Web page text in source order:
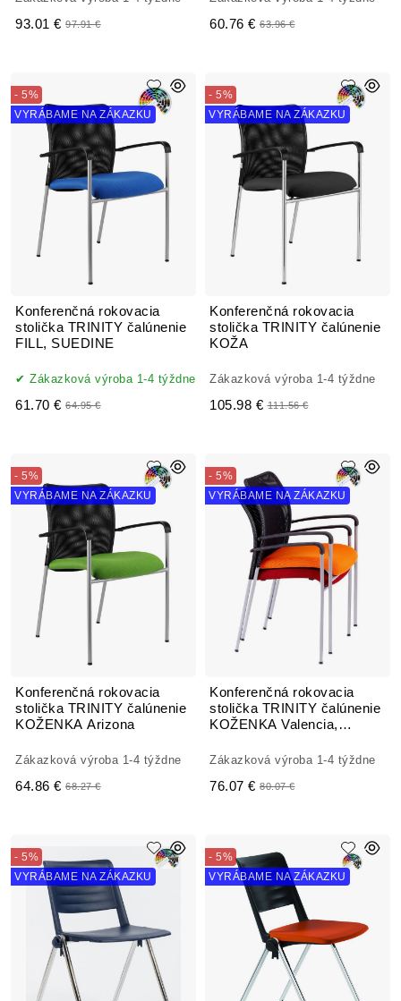
93.01 € 97.91 € 60.76 € 63.96 €
Konferenčná rokovacia
stolička TRINITY čalúnenie
FILL, SUEDINE
- 5%
VYRÁBAME NA ZÁKAZKU
Zákazková výroba 1-4 týždne
61.70 € 64.95 €
Konferenčná rokovacia
stolička TRINITY čalúnenie
KOŽA
- 5%
VYRÁBAME NA ZÁKAZKU
Zákazková výroba 1-4 týždne
105.98 € 111.56 €
Konferenčná rokovacia
stolička TRINITY čalúnenie
KOŽENKA Arizona
- 5%
VYRÁBAME NA ZÁKAZKU
Zákazková výroba 1-4 týždne
64.86 € 68.27 €
Konferenčná rokovacia
stolička TRINITY čalúnenie
KOŽENKA Valencia,
- 5%
VYRÁBAME NA ZÁKAZKU
Zákazková výroba 1-4 týždne
76.07 € 80.07 €
- 5%
VYRÁBAME NA ZÁKAZKU
- 5%
VYRÁBAME NA ZÁKAZKU